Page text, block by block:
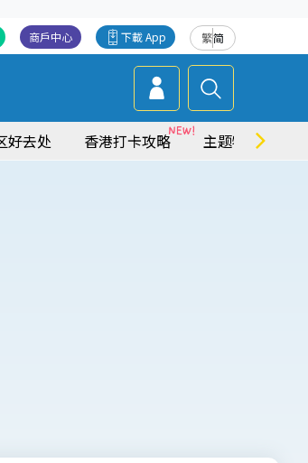
繁简
下載 App
商戶中心
好去处 香港打卡攻略 主题特集